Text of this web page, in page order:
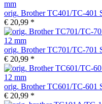
orig. Brother TC401/TC-401
€ 20,99 *
orig. Brother TC701/TC-701
€ 20,99 *
orig. Brother TC601/TC-601
€ 20,99 *